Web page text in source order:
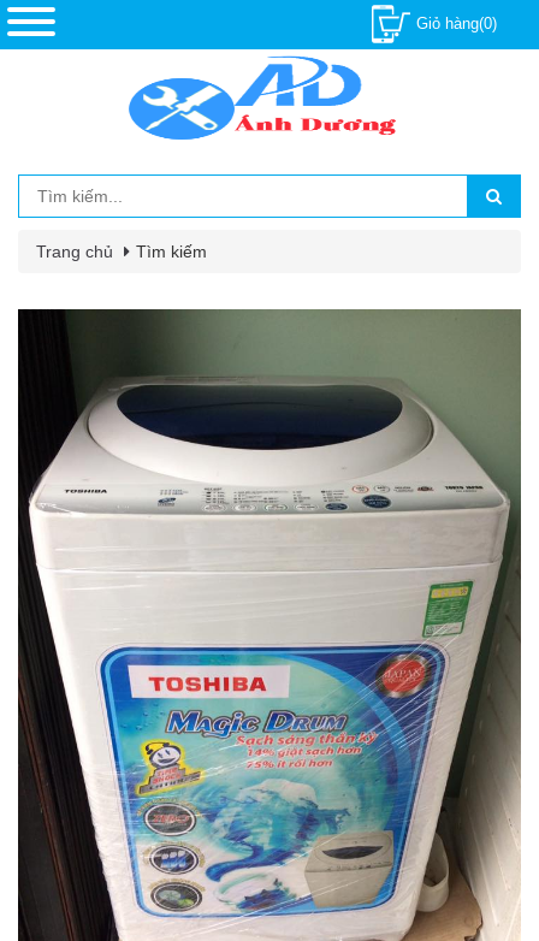
Giỏ hàng(0)
Trang chủ Tìm kiếm